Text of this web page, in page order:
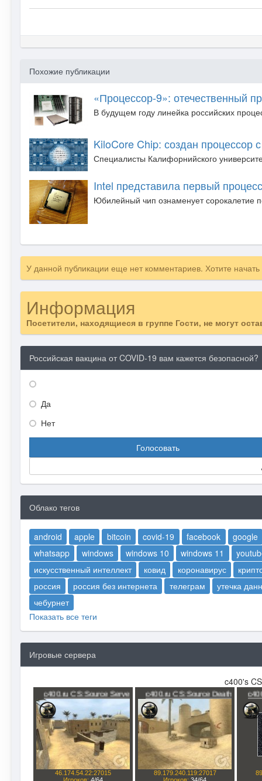
Похожие публикации
«Процессор-9»: отечественный
В будущем году линейка российских
KiloCore Chip: создан процессор
Специалисты Калифорнийского
Intel представила первый
Юбилейный чип ознаменует сорокалетие
У данной публикации еще нет комментариев. Хотите
Информация
Посетители, находящиеся в группе Гости, не могут
Российская вакцина от COVID-19 вам кажется безопасной?
Да
Нет
Голосовать
Облако тегов
android apple bitcoin covid-19 facebook
google
whatsapp
windows windows 10 windows 11
искусственный интеллект
ковид коронавирус
россия
россия без интернета телеграм
утечка
чебурнет
Показать все теги
Игровые сервера
c400's